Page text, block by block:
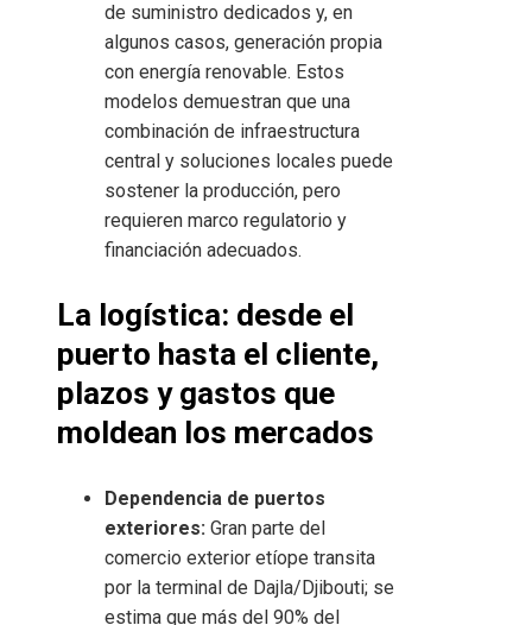
de suministro dedicados y, en
algunos casos, generación propia
con energía renovable. Estos
modelos demuestran que una
combinación de infraestructura
central y soluciones locales puede
sostener la producción, pero
requieren marco regulatorio y
financiación adecuados.
La logística: desde el
puerto hasta el cliente,
plazos y gastos que
moldean los mercados
Dependencia de puertos
exteriores: Gran parte del
comercio exterior etíope transita
por la terminal de Dajla/Djibouti; se
estima que más del 90% del